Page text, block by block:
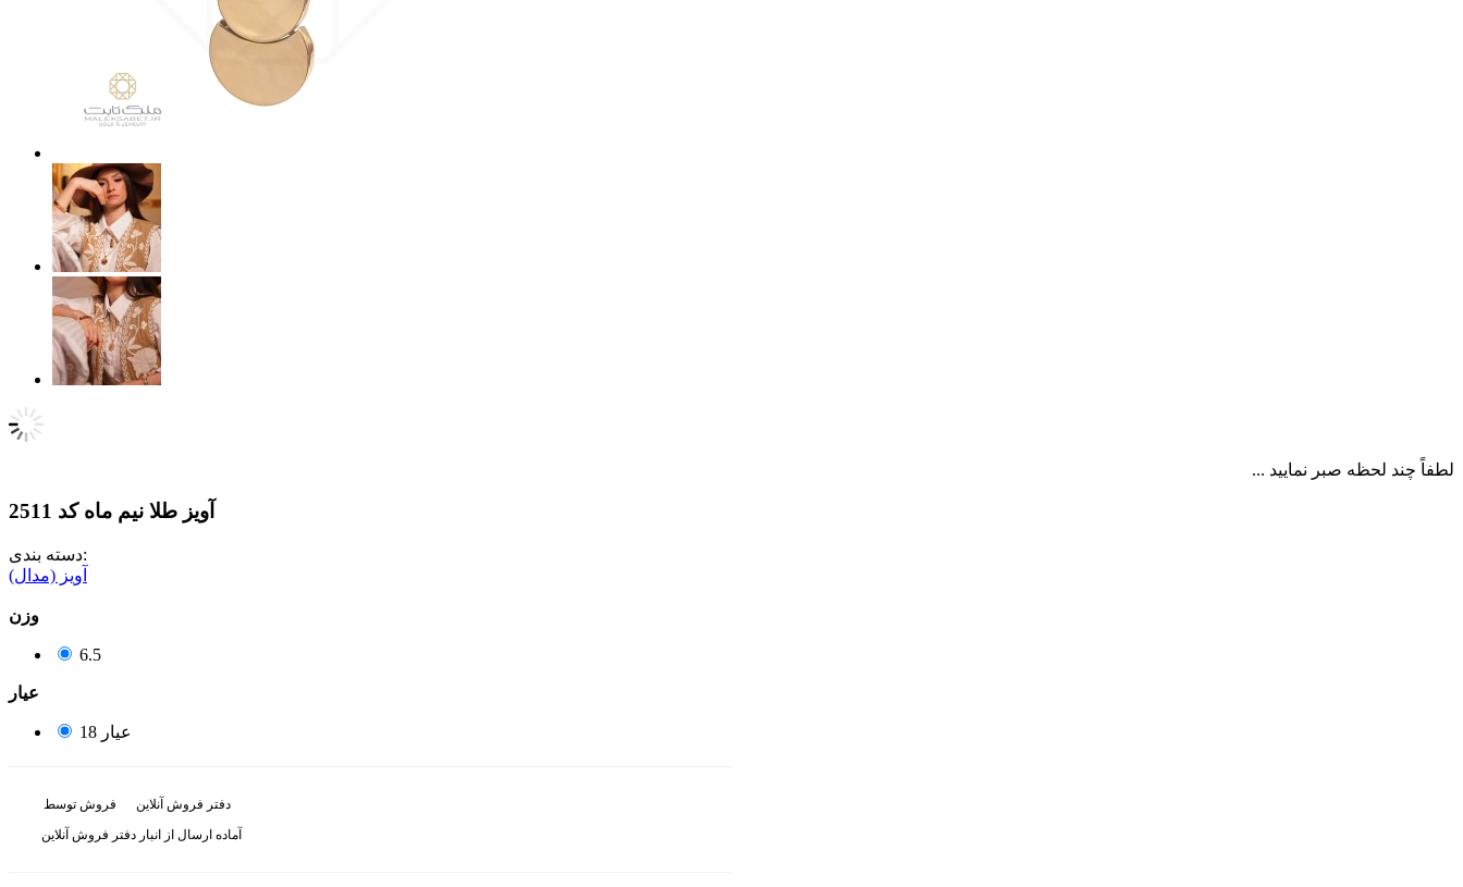
لطفاً چند لحظه صبر نمایید ...
آویز طلا نیم ماه کد 2511
دسته بندی:
آویز (مدال)
وزن
6.5
عيار
18 عیار
فروش توسط
دفتر فروش آنلاین
آماده ارسال از انبار دفتر فروش آنلاین